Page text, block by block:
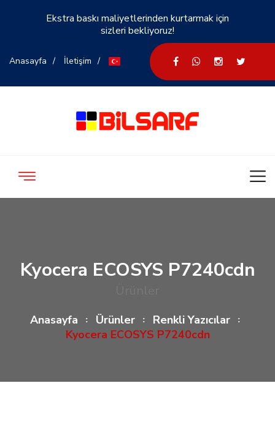
Ekstra baskı maliyetlerinden kurtarmak için
sizleri bekliyoruz!
Anasayfa İletişim
Kyocera ECOSYS P7240cdn
Anasayfa Ürünler
Renkli Yazıcılar
Kyocera ECOSYS P7240cdn